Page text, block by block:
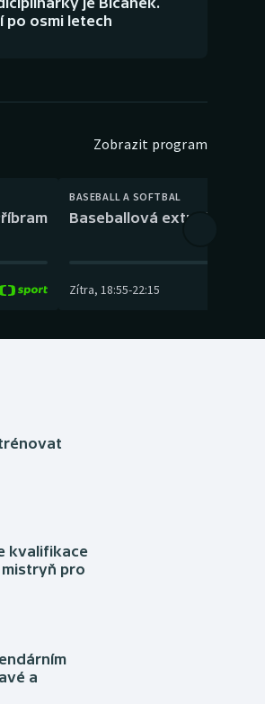
po osmi letech
Zobrazit program
BASEBALL A SOFTBAL
Baseballová extraliga:
Zítra, 18:55-22:15
kvalifikace
mistryň pro
a